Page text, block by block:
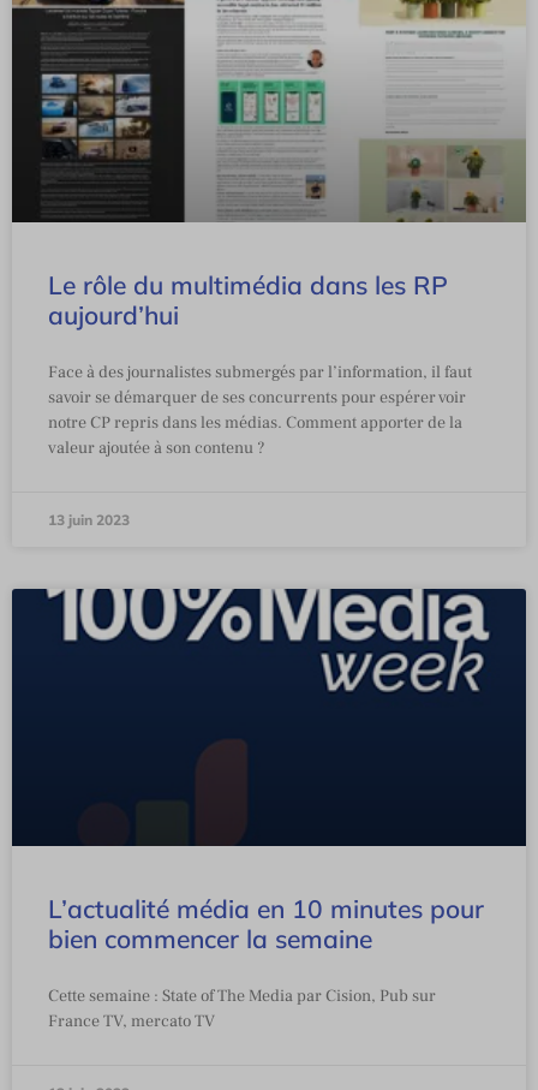
Le rôle du multimédia dans les RP
aujourd’hui
Face à des journalistes submergés par l’information, il faut
savoir se démarquer de ses concurrents pour espérer voir
notre CP repris dans les médias. Comment apporter de la
valeur ajoutée à son contenu ?
13 juin 2023
L’actualité média en 10 minutes pour
bien commencer la semaine
Cette semaine : State of The Media par Cision, Pub sur
France TV, mercato TV